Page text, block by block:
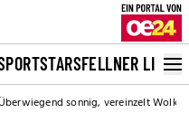
STARSFELLNER LIVE
sonnig, vereinzelt Wolken